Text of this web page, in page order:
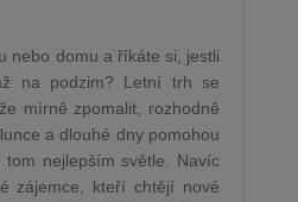
nebo domu a říkáte si, jestli
na podzim? Letní trh se
mírně zpomalit, rozhodně
a dlouhé dny pomohou
nejlepším světle. Navíc
zájemce, kteří chtějí nové